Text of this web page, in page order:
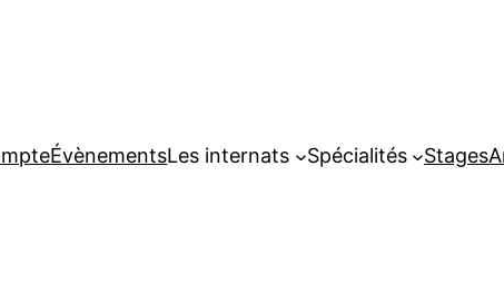
ÉvènementsLes internats Spécialités Stages